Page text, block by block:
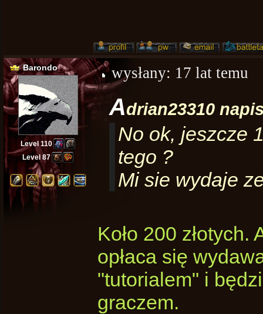
Barondo
Level 110
Level 87
wysłany: 17 lat temu
adrian23310
No ok, jeszcze
tego ?
Mi sie wydaje
Koło 200
opłaca się
"tutorialem" i
graczem.